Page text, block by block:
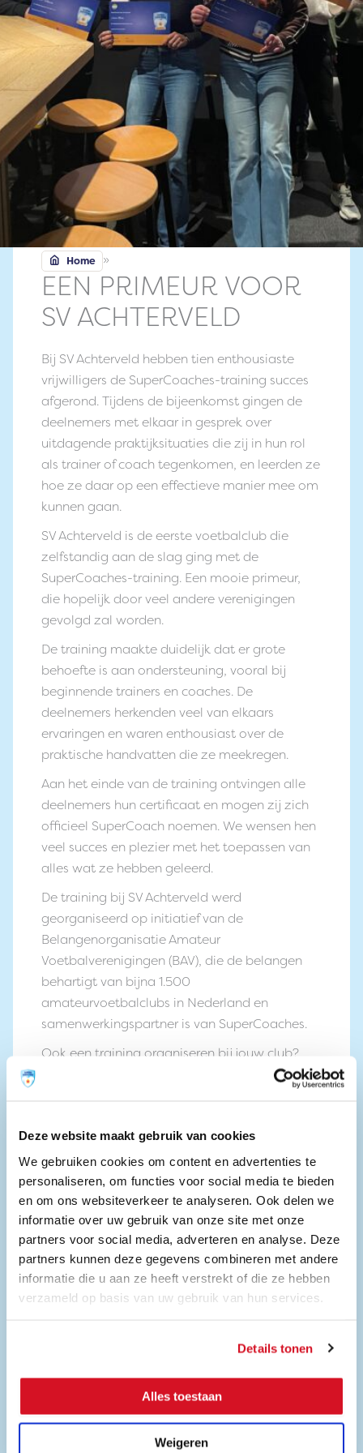
Deze website maakt gebruik van cookies
We gebruiken cookies om content en advertenties te
personaliseren, om functies voor social media te bieden
en om ons websiteverkeer te analyseren. Ook delen we
informatie over uw gebruik van onze site met onze
partners voor social media, adverteren en analyse. Deze
partners kunnen deze gegevens combineren met andere
informatie die u aan ze heeft verstrekt of die ze hebben
verzameld op basis van uw gebruik van hun services.
Details tonen
Alles toestaan
Weigeren
Home »
EEN PRIMEUR VOOR
SV ACHTERVELD
Bij SV Achterveld hebben tien enthousiaste
vrijwilligers de SuperCoaches-training succes
afgerond. Tijdens de bijeenkomst gingen de
deelnemers met elkaar in gesprek over
uitdagende praktijksituaties die zij in hun rol
als trainer of coach tegenkomen, en leerden ze
hoe ze daar op een effectieve manier mee om
kunnen gaan.
SV Achterveld is de eerste voetbalclub die
zelfstandig aan de slag ging met de
SuperCoaches-training. Een mooie primeur,
die hopelijk door veel andere verenigingen
gevolgd zal worden.
De training maakte duidelijk dat er grote
behoefte is aan ondersteuning, vooral bij
beginnende trainers en coaches. De
deelnemers herkenden veel van elkaars
ervaringen en waren enthousiast over de
praktische handvatten die ze meekregen.
Aan het einde van de training ontvingen alle
deelnemers hun certificaat en mogen zij zich
officieel SuperCoach noemen. We wensen hen
veel succes en plezier met het toepassen van
alles wat ze hebben geleerd.
De training bij SV Achterveld werd
georganiseerd op initiatief van de
Belangenorganisatie Amateur
Voetbalverenigingen (BAV), die de belangen
behartigt van bijna 1.500
amateurvoetbalclubs in Nederland en
samenwerkingspartner is van SuperCoaches.
Ook een training organiseren bij jouw club?
, en voor voetbalverenigingen ook
Nieuws